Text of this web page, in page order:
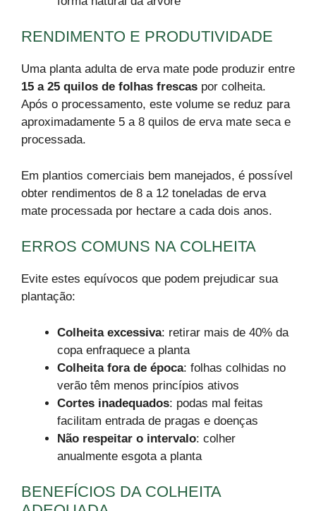
RENDIMENTO E PRODUTIVIDADE
Uma planta adulta de erva mate pode produzir entre
15 a 25 quilos de folhas frescas por colheita.
Após o processamento, este volume se reduz para
aproximadamente 5 a 8 quilos de erva mate seca e
processada.
Em plantios comerciais bem manejados, é possível
obter rendimentos de 8 a 12 toneladas de erva
mate processada por hectare a cada dois anos.
ERROS COMUNS NA COLHEITA
Evite estes equívocos que podem prejudicar sua
plantação:
Colheita excessiva: retirar mais de 40% da
copa enfraquece a planta
Colheita fora de época: folhas colhidas no
verão têm menos princípios ativos
Cortes inadequados: podas mal feitas
facilitam entrada de pragas e doenças
Não respeitar o intervalo: colher
anualmente esgota a planta
BENEFÍCIOS DA COLHEITA